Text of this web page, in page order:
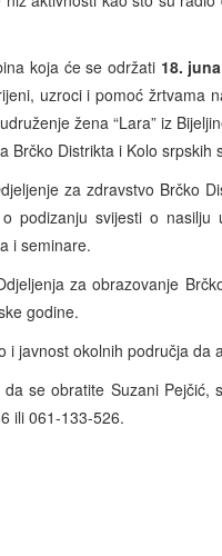
koja će se održati 18.
uzroci i pomoć žrtvama
žena “Lara” iz
Brčko Distrikta i Kolo srpskih
za zdravstvo Brčko
podizanju svijesti o
i seminare.
za obrazovanje
godine.
i javnost okolnih područja da
se obratite Suzani Pejčić,
ili 061-133-526.